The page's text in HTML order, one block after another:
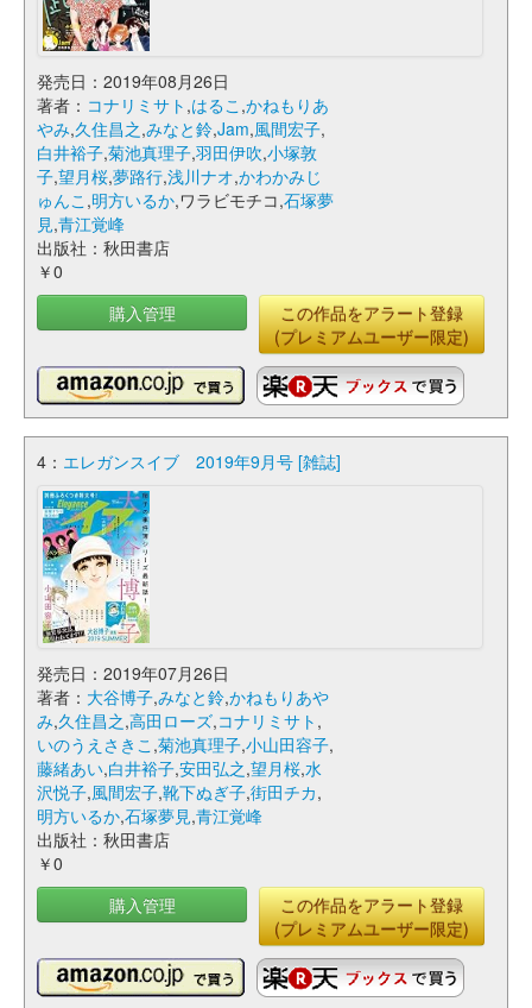
発売日：2019年08月26日
著者： コナリミサト ,はるこ ,かねもりあ
やみ,久住昌之,みなと鈴,Jam,風間宏子,
白井裕子,菊池真理子,羽田伊吹,小塚敦
子,望月桜,夢路行,浅川ナオ,かわかみじ
ゅんこ ,明方いるか,ワラビモチコ,石塚夢
見,青江覚峰
出版社：秋田書店
￥0
購入管理
この作品をアラート登録
(プレミアムユーザー限定)
4： エレガンスイブ 2019年9月号 [雑誌]
発売日：2019年07月26日
著者： 大谷博子,みなと鈴,かねもりあや
み,久住昌之,高田ローズ,コナリミサト ,
いのうえさきこ ,菊池真理子,小山田容子,
藤緒あい,白井裕子,安田弘之,望月桜,水
沢悦子,風間宏子,靴下ぬぎ子,街田チカ,
明方いるか,石塚夢見,青江覚峰
出版社：秋田書店
￥0
購入管理
この作品をアラート登録
(プレミアムユーザー限定)